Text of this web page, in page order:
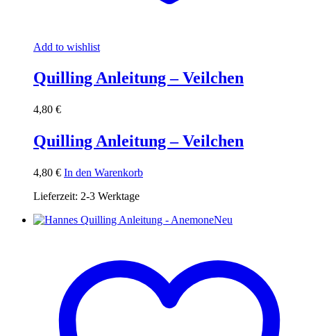
Add to wishlist
Quilling Anleitung – Veilchen
4,80 €
Quilling Anleitung – Veilchen
4,80 € In den Warenkorb
Lieferzeit: 2-3 Werktage
Neu